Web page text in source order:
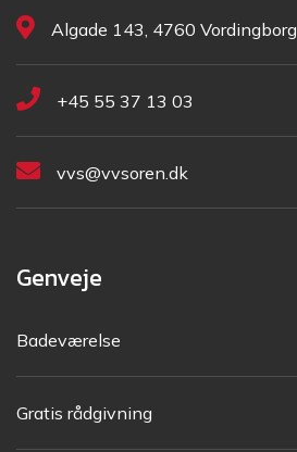
Algade 143, 4760 Vordingborg
+45 55 37 13 03
vvs@vvsoren.dk
Genveje
Badeværelse
Gratis rådgivning